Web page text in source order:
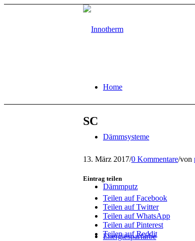
Home
Dämmsysteme
Dämmputz
Energiesparfarbe
SC
13. März 2017/0 Kommentare/von
Eintrag teilen
Teilen auf Facebook
Teilen auf Twitter
Teilen auf WhatsApp
Teilen auf Pinterest
Teilen auf Reddit